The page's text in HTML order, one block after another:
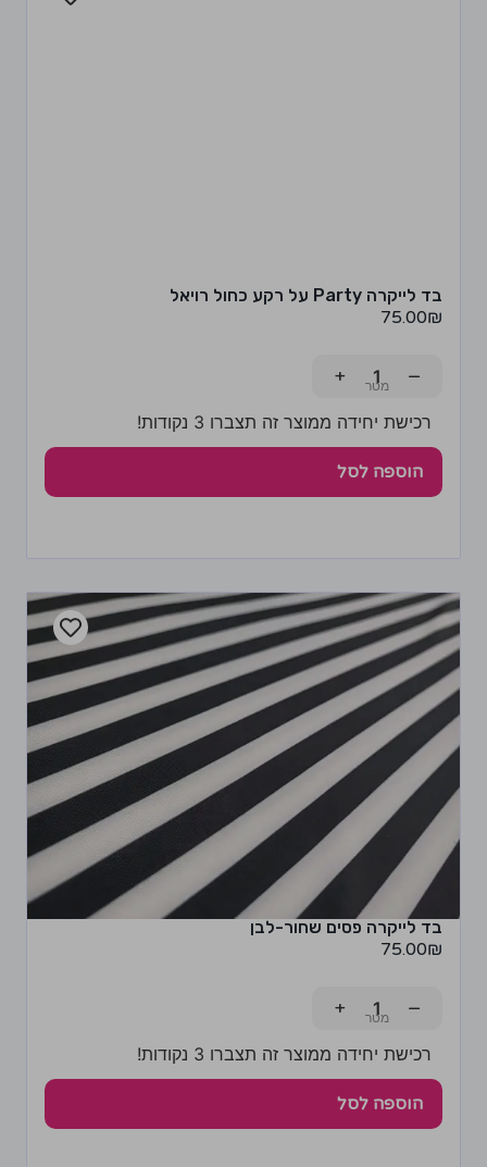
בד לייקרה Party על רקע כחול רויאל
75.00₪
−
+
רכישת יחידה ממוצר זה תצברו 3 נקודות!
הוספה לסל
בד לייקרה פסים שחור-לבן
75.00₪
−
+
רכישת יחידה ממוצר זה תצברו 3 נקודות!
הוספה לסל